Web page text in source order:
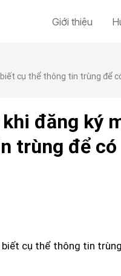
Giới thiệu
cụ thể thông tin trùng để
khi đăng ký
trùng để
cụ thể thông tin